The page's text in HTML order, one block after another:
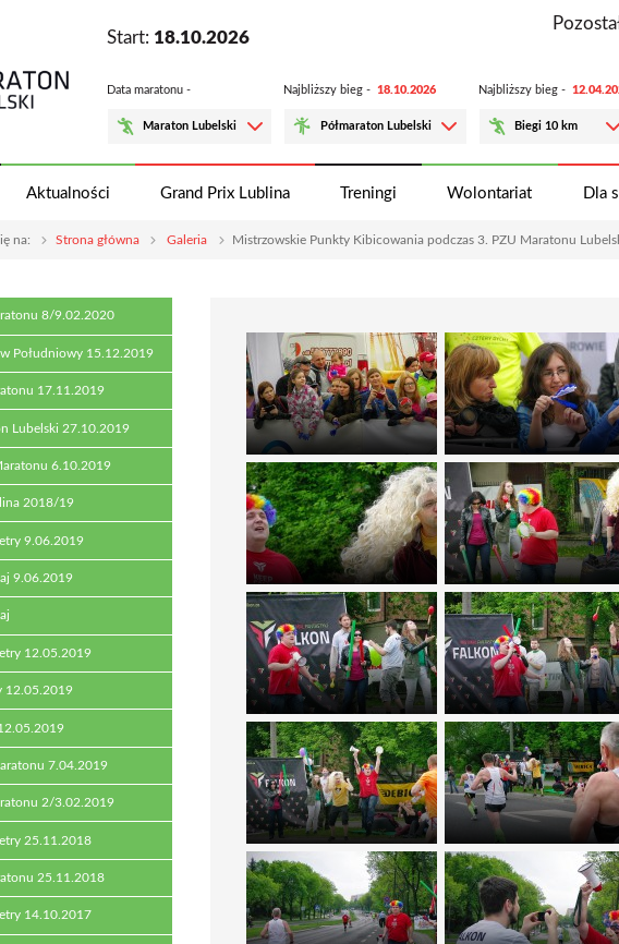
Start: 18.10.2026
Data maratonu -
Maraton Lubelski
Najbliższy bieg -18.10.2026
Półmaraton Lubelski
Najbliższy bieg -
Biegi 10 km
Aktualności Grand Prix Lublina Treningi Wolontariat Dla
na: Strona główna Galeria Mistrzowskie Punkty Kibicowania podczas 3. PZU Maratonu
8/9.02.2020
Południowy 15.12.2019
17.11.2019
Lubelski 27.10.2019
6.10.2019
2018/19
9.06.2019
9.06.2019
12.05.2019
12.05.2019
7.04.2019
2/3.02.2019
25.11.2018
25.11.2018
14.10.2017